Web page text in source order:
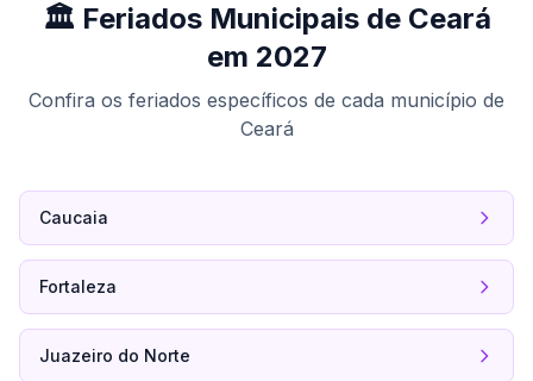
🏛️ Feriados Municipais de Ceará
em 2027
Confira os feriados específicos de cada município de
Ceará
Caucaia
Fortaleza
Juazeiro do Norte